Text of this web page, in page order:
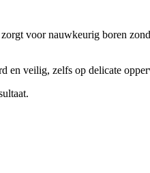
voor nauwkeurig boren
en veilig, zelfs op delicate